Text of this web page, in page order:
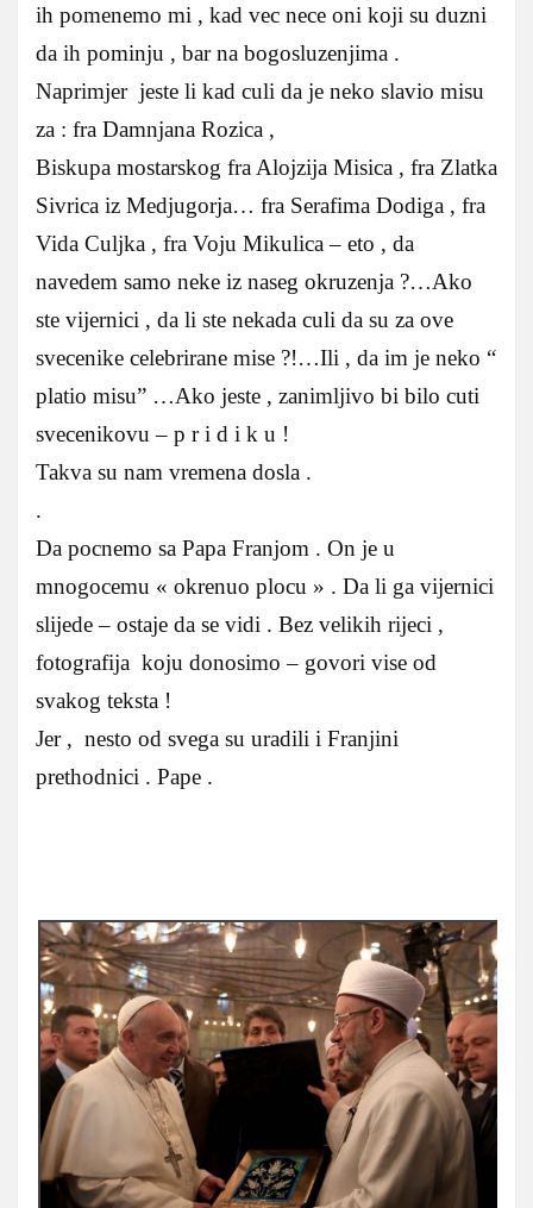
ih pomenemo mi , kad vec nece oni koji su duzni
da ih pominju , bar na bogosluzenjima .
Naprimjer jeste li kad culi da je neko slavio misu
za : fra Damnjana Rozica ,
Biskupa mostarskog fra Alojzija Misica , fra Zlatka
Sivrica iz Medjugorja… fra Serafima Dodiga , fra
Vida Culjka , fra Voju Mikulica – eto , da
navedem samo neke iz naseg okruzenja ?…Ako
ste vijernici , da li ste nekada culi da su za ove
svecenike celebrirane mise ?!…Ili , da im je neko “
platio misu” …Ako jeste , zanimljivo bi bilo cuti
svecenikovu – p r i d i k u !
Takva su nam vremena dosla .
.
Da pocnemo sa Papa Franjom . On je u
mnogocemu « okrenuo plocu » . Da li ga vijernici
slijede – ostaje da se vidi . Bez velikih rijeci ,
fotografija koju donosimo – govori vise od
svakog teksta !
Jer , nesto od svega su uradili i Franjini
prethodnici . Pape .